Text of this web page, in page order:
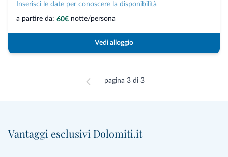
Inserisci le date per conoscere la disponibilità
a partire da: 60€ notte/persona
Vedi alloggio
pagina 3 di 3
Vantaggi esclusivi Dolomiti.it